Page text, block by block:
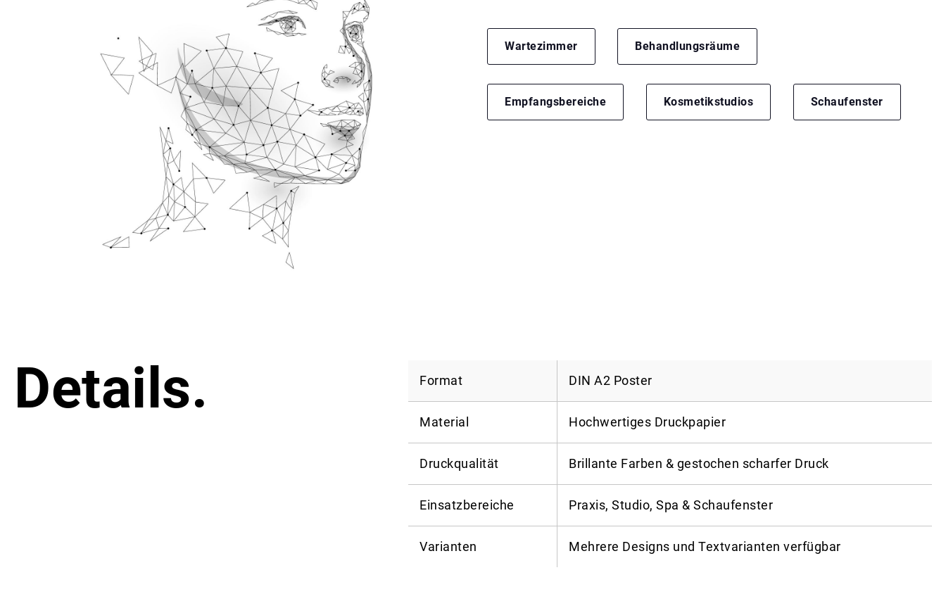
Wartezimmer Behandlungsräume
Empfangsbereiche Kosmetikstudios Schaufenster
Details. Format DIN A2 Poster
Material Hochwertiges Druckpapier
Druckqualität Brillante Farben & gestochen scharfer Druck
Einsatzbereiche Praxis, Studio, Spa & Schaufenster
Varianten Mehrere Designs und Textvarianten verfügbar